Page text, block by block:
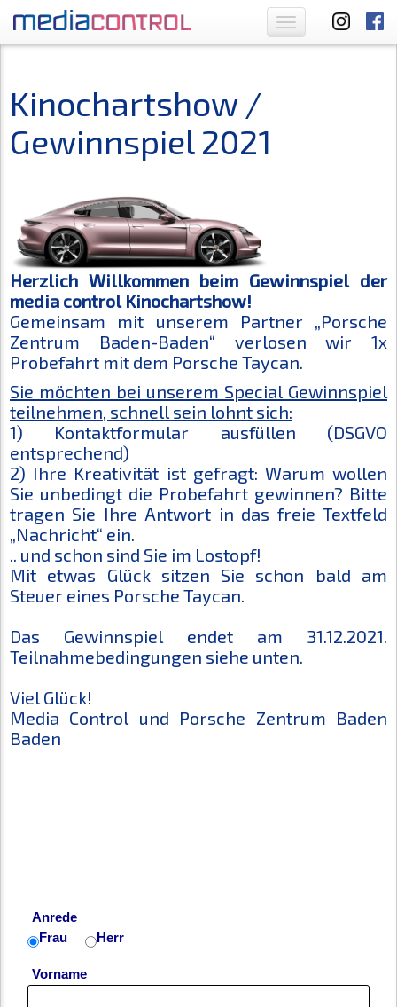
Toggle
navigation
Kinochartshow /
Gewinnspiel 2021
Herzlich Willkommen beim Gewinnspiel der
media control Kinochartshow!
Gemeinsam mit unserem Partner „Porsche
Zentrum Baden-Baden“ verlosen wir 1x
Probefahrt mit dem Porsche Taycan.
Sie möchten bei unserem Special Gewinnspiel
teilnehmen, schnell sein lohnt sich:
1) Kontaktformular ausfüllen (DSGVO
entsprechend)
2) Ihre Kreativität ist gefragt: Warum wollen
Sie unbedingt die Probefahrt gewinnen? Bitte
tragen Sie Ihre Antwort in das freie Textfeld
„Nachricht“ ein.
.. und schon sind Sie im Lostopf!
Mit etwas Glück sitzen Sie schon bald am
Steuer eines Porsche Taycan.
Das Gewinnspiel endet am 31.12.2021.
Teilnahmebedingungen siehe unten.
Viel Glück!
Media Control und Porsche Zentrum Baden
Baden
Anrede
Frau
Herr
Vorname